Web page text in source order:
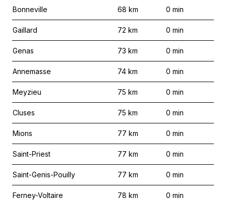
Bonneville 68 km 0 min
Gaillard 72 km 0 min
Genas 73 km 0 min
Annemasse 74 km 0 min
Meyzieu 75 km 0 min
Cluses 75 km 0 min
Mions 77 km 0 min
Saint-Priest 77 km 0 min
Saint-Genis-Pouilly 77 km 0 min
Ferney-Voltaire 78 km 0 min